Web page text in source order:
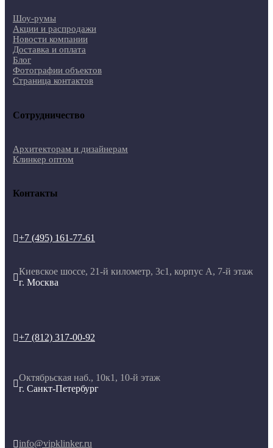
Шоу-румы
Акции и распродажи
Новости компании
Доставка и оплата
Блог
Фотографии объектов
Страница контактов
Сотрудничество
Архитекторам и дизайнерам
Клинкер оптом
Контакты
+7 (495) 161-77-61

Киевское шоссе, 21-й километр, 3с1, корпус А, 7-й этаж
г. Москва
+7 (812) 317-00-92

Октябрьская наб., 10к1, 10-й этаж
г. Санкт-Петербург
info@vipklinker.ru